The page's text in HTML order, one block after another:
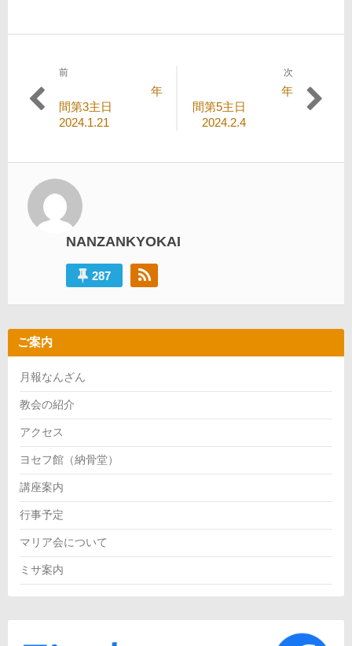
稿
ゲ
ー
シ
前
去
の
年
間第3主日
2024.1.21
次
の
年
間第5主日
2024.2.4
NANZANKYOKAI
287
ご案内
月報なんざん
教会の紹介
アクセス
ヨセフ館（納骨堂）
講座案内
行事予定
マリア会について
ミサ案内